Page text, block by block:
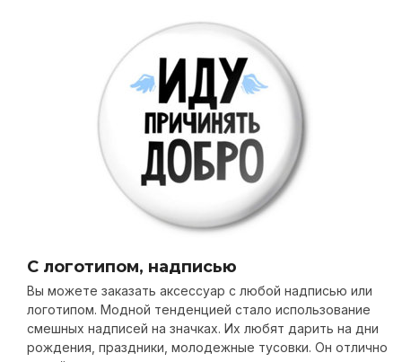
С логотипом, надписью
Вы можете заказать аксессуар с любой надписью или
логотипом. Модной тенденцией стало использование
смешных надписей на значках. Их любят дарить на дни
рождения, праздники, молодежные тусовки. Он отлично